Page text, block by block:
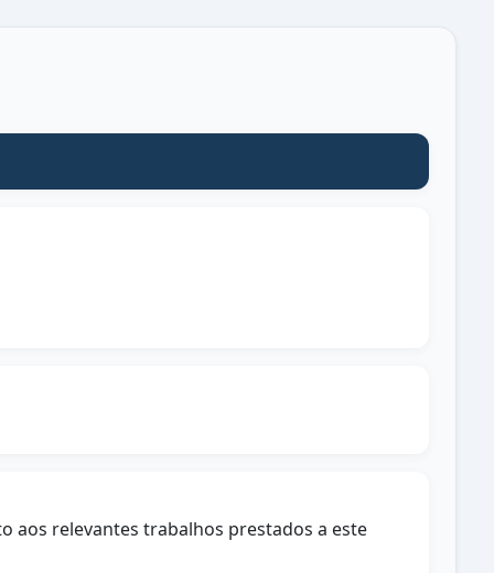
aos relevantes trabalhos prestados a este